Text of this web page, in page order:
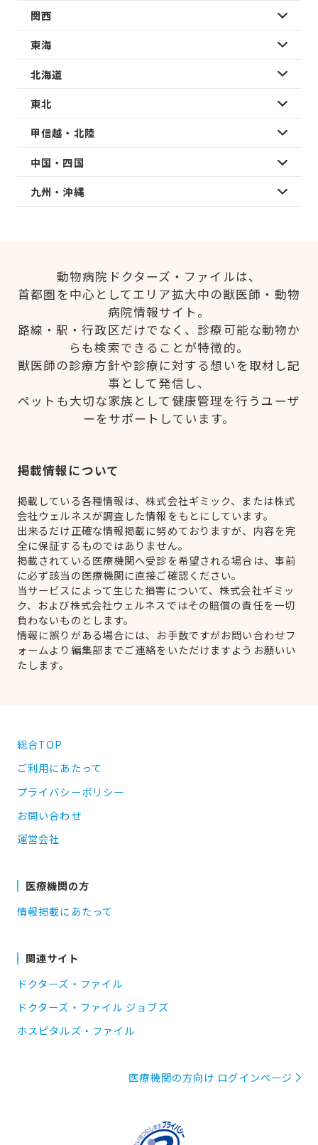
関西
東海
北海道
東北
甲信越・北陸
中国・四国
九州・沖縄
動物病院ドクターズ・ファイルは、
首都圏を中心としてエリア拡大中の獣医師・動物
病院情報サイト。
路線・駅・行政区だけでなく、診療可能な動物か
らも検索できることが特徴的。
獣医師の診療方針や診療に対する想いを取材し記
事として発信し、
ペットも大切な家族として健康管理を行うユーザ
ーをサポートしています。
掲載情報について
掲載している各種情報は、株式会社ギミック、または株式
会社ウェルネスが調査した情報をもとにしています。
出来るだけ正確な情報掲載に努めておりますが、内容を完
全に保証するものではありません。
掲載されている医療機関へ受診を希望される場合は、事前
に必ず該当の医療機関に直接ご確認ください。
当サービスによって生じた損害について、株式会社ギミッ
ク、および株式会社ウェルネスではその賠償の責任を一切
負わないものとします。
情報に誤りがある場合には、お手数ですがお問い合わせフ
ォームより編集部までご連絡をいただけますようお願いい
たします。
総合TOP
ご利用にあたって
プライバシーポリシー
お問い合わせ
運営会社
医療機関の方
情報掲載にあたって
関連サイト
ドクターズ・ファイル
ドクターズ・ファイル ジョブズ
ホスピタルズ・ファイル
医療機関の方向け ログインページ